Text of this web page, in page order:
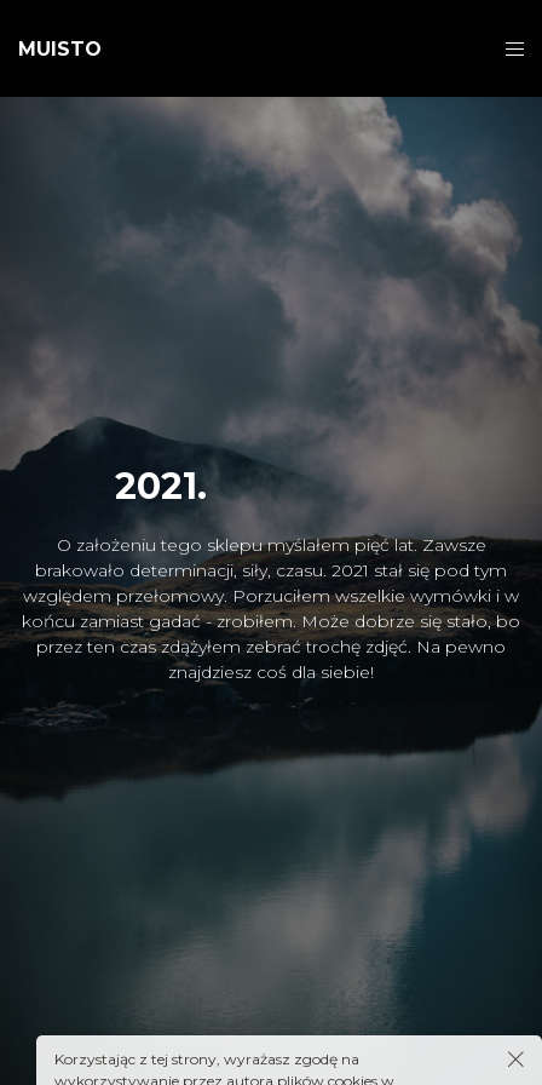
MUISTO
2021.SK|
O założeniu tego sklepu myślałem pięć lat. Zawsze
brakowało determinacji, siły, czasu. 2021 stał się pod tym
względem przełomowy. Porzuciłem wszelkie wymówki i w
końcu zamiast gadać - zrobiłem. Może dobrze się stało, bo
przez ten czas zdążyłem zebrać trochę zdjęć. Na pewno
znajdziesz coś dla siebie!
Korzystając z tej strony, wyrażasz zgodę na
wykorzystywanie przez autora plików cookies w